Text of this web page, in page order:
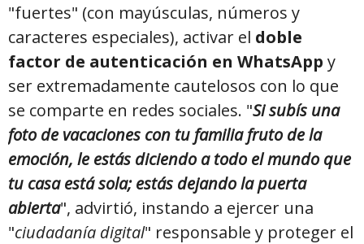
"fuertes" (con mayúsculas, números y
caracteres especiales), activar el doble
factor de autenticación en WhatsApp y
ser extremadamente cautelosos con lo que
se comparte en redes sociales. "Si subís una
foto de vacaciones con tu familia fruto de la
emoción, le estás diciendo a todo el mundo que
tu casa está sola; estás dejando la puerta
abierta", advirtió, instando a ejercer una
"ciudadanía digital" responsable y proteger el